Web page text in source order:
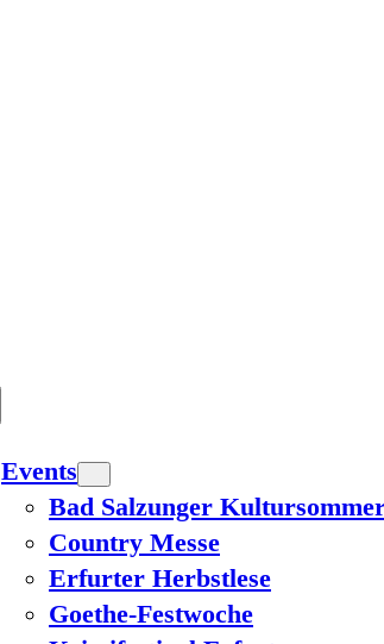
Events
Bad Salzunger
Country Messe
Erfurter Herbstlese
Goethe-Festwoche